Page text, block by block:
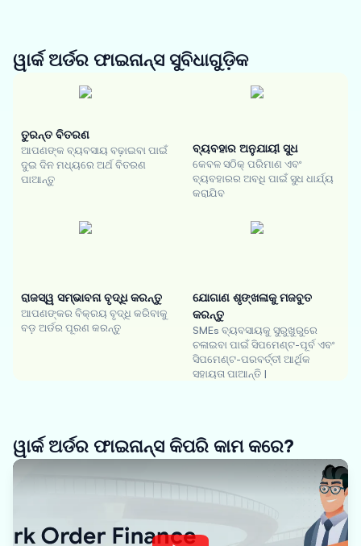
ୱାର୍କ ଅର୍ଡର ଫାଇନାନ୍ସ ସୁବିଧାଗୁଡ଼ିକ
ତୁରନ୍ତ ବିତରଣ
ଆପଣଙ୍କ ବ୍ୟବସାୟ ବଢ଼ାଇବା ପାଇଁ
ଦୁଇ ଦିନ ମଧ୍ୟରେ ଅର୍ଥ ବିତରଣ
ପାଆନ୍ତୁ
ବ୍ୟବହାର ଅନୁଯାୟୀ ସୁଧ
କେବଳ ସଠିକ୍ ପରିମାଣ ଏବଂ
ବ୍ୟବହାରର ଅବଧି ପାଇଁ ସୁଧ ଧାର୍ଯ୍ୟ
କରାଯିବ
ରାଜସ୍ୱ ସମ୍ଭାବନା ବୃଦ୍ଧି କରନ୍ତୁ
ଆପଣଙ୍କର ବିକ୍ରୟ ବୃଦ୍ଧି କରିବାକୁ
ବଡ଼ ଅର୍ଡର ପୂରଣ କରନ୍ତୁ
ଯୋଗାଣ ଶୃଙ୍ଖଳାକୁ ମଜବୁତ
କରନ୍ତୁ
SMEs ବ୍ୟବସାୟକୁ ସୁରୁଖୁରୁରେ
ଚଳାଇବା ପାଇଁ ସିପମେଣ୍ଟ-ପୂର୍ବ ଏବଂ
ସିପମେଣ୍ଟ-ପରବର୍ତ୍ତୀ ଆର୍ଥିକ
ସହାୟତା ପାଆନ୍ତି |
ୱାର୍କ ଅର୍ଡର ଫାଇନାନ୍ସ କିପରି କାମ କରେ?